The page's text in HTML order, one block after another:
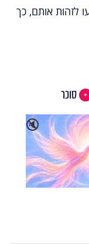
לזהות אותם, כך
סוכר
🔇